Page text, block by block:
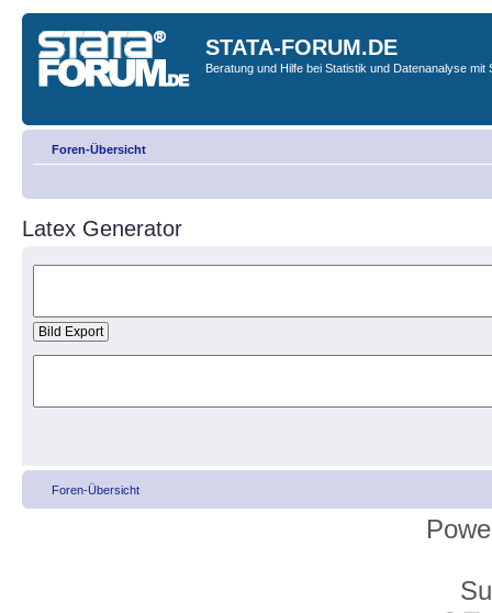
STATA-FORUM.DE
Beratung und Hilfe bei Statistik und Datenanalyse mit
Foren-Übersicht
Latex Generator
Foren-Übersicht